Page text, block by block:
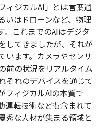
ィジカルAI」とは言葉通
いはドローンなど、物理
。これまでのAIはデジタ
してきましたが、それが
います。カメラやセンサ
前の状況をリアルタイム
ぞれのデバイスを通じて
フィジカルAIの本質で
運転技術なども含まれて
秀な人材が集まる領域と